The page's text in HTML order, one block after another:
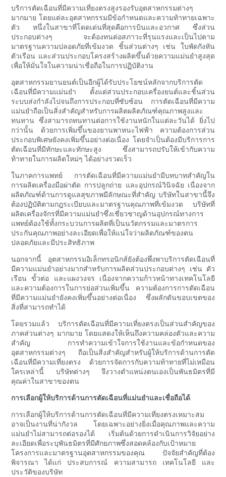
บริการตัดเฉือนที่มีความเที่ยงตรงสูงรองรับอุตสาหกรรมต่างๆ
มากมาย โดยแต่ละอุตสาหกรรมมีข้อกำหนดและความท้าทายเฉพาะ
ตัว หนึ่งในสาขาที่โดดเด่นที่สุดคือการบินและอวกาศ ซึ่งส่วน
ประกอบต่างๆ จะต้องทนต่อสภาวะที่รุนแรงและเป็นไปตาม
มาตรฐานความปลอดภัยที่เข้มงวด ชิ้นส่วนต่างๆ เช่น ใบพัดกังหัน
ตัวเรือน และส่วนประกอบโครงสร้างผลิตขึ้นด้วยความแม่นยำสูงสุด
เพื่อให้มั่นใจในความน่าเชื่อถือในการปฏิบัติงาน
อุตสาหกรรมยานยนต์เป็นอีกผู้ได้รับประโยชน์หลักจากบริการตัด
เฉือนที่มีความแม่นยำ ตั้งแต่ส่วนประกอบเครื่องยนต์และชิ้นส่วน
ระบบส่งกำลังไปจนถึงการประกอบที่ซับซ้อน การตัดเฉือนที่มีความ
แม่นยำถือเป็นสิ่งสำคัญสำหรับการผลิตผลิตภัณฑ์คุณภาพสูงและ
ทนทาน ซึ่งสามารถทนทานต่อการใช้งานหนักในแต่ละวันได้ ยิ่งไป
กว่านั้น ด้วยการเพิ่มขึ้นของยานพาหนะไฟฟ้า ความต้องการส่วน
ประกอบพิเศษยังคงเพิ่มขึ้นอย่างต่อเนื่อง โดยจำเป็นต้องมีบริการการ
ตัดเฉือนที่มีทักษะและทักษะสูง ซึ่งสามารถปรับให้เข้ากับความ
ท้าทายในการผลิตใหม่ๆ ได้อย่างรวดเร็ว
ในภาคการแพทย์ การตัดเฉือนที่มีความแม่นยำมีบทบาทสำคัญใน
การผลิตเครื่องมือผ่าตัด การปลูกถ่าย และอุปกรณ์วินิจฉัย เนื่องจาก
ผลิตภัณฑ์ด้านการดูแลสุขภาพมีลักษณะที่สำคัญ บริษัทในสาขานี้จึง
ต้องปฏิบัติตามกฎระเบียบและมาตรฐานคุณภาพที่เข้มงวด บริษัทที่
ผลิตเครื่องจักรที่มีความแม่นยำซึ่งเชี่ยวชาญด้านอุปกรณ์ทางการ
แพทย์ต้องใช้ทั้งกระบวนการผลิตที่เป็นนวัตกรรมและมาตรการ
ประกันคุณภาพอย่างละเอียดเพื่อให้แน่ใจว่าผลิตภัณฑ์ของตน
ปลอดภัยและมีประสิทธิภาพ
นอกจากนี้ อุตสาหกรรมอิเล็กทรอนิกส์ยังต้องพึ่งพาบริการตัดเฉือนที่
มีความแม่นยำอย่างมากสำหรับการผลิตส่วนประกอบต่างๆ เช่น ตัว
เรือน ขั้วต่อ และแผงวงจร เนื่องจากความก้าวหน้าทางเทคโนโลยี
และความต้องการในการย่อส่วนเพิ่มขึ้น ความต้องการการตัดเฉือน
ที่มีความแม่นยำยังคงเพิ่มขึ้นอย่างต่อเนื่อง ซึ่งผลักดันขอบเขตของ
สิ่งที่สามารถทำได้
โดยรวมแล้ว บริการตัดเฉือนที่มีความเที่ยงตรงเป็นส่วนสำคัญของ
ภาคส่วนต่างๆ มากมาย โดยแสดงให้เห็นถึงความคล่องตัวและความ
สำคัญ การทำความเข้าใจการใช้งานและข้อกำหนดของ
อุตสาหกรรมต่างๆ ถือเป็นสิ่งสำคัญสำหรับผู้ให้บริการด้านการตัด
เฉือนที่มีความเที่ยงตรง ด้วยการจัดการกับความท้าทายที่ไม่เหมือน
ใครเหล่านี้ บริษัทต่างๆ จึงวางตำแหน่งตนเองเป็นพันธมิตรที่มี
คุณค่าในสาขาของตน
การเลือกผู้ให้บริการด้านการตัดเฉือนที่แม่นยำและเชื่อถือได้
การเลือกผู้ให้บริการด้านการตัดเฉือนที่มีความเที่ยงตรงเหมาะสม
อาจเป็นงานที่น่ากังวล โดยเฉพาะอย่างยิ่งเมื่อคุณภาพและความ
แม่นยำไม่สามารถต่อรองได้ เริ่มต้นด้วยการดำเนินการวิจัยอย่าง
ละเอียดเพื่อระบุพันธมิตรที่มีศักยภาพซึ่งสอดคล้องกับเป้าหมาย
โครงการและมาตรฐานอุตสาหกรรมของคุณ ปัจจัยสำคัญที่ต้อง
พิจารณา ได้แก่ ประสบการณ์ ความสามารถ เทคโนโลยี และ
ประวัติของบริษัท